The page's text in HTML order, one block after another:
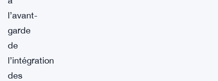
l’avant-
garde
de
l’intégration
des